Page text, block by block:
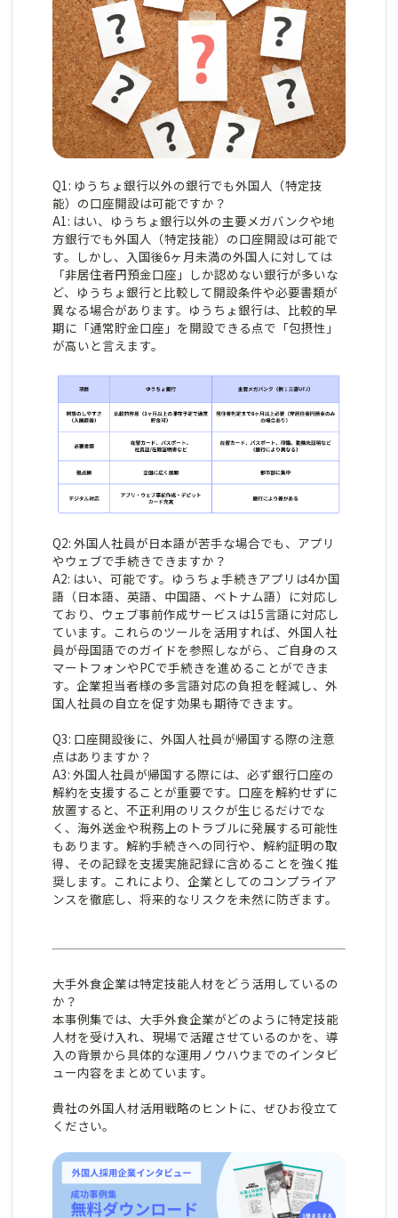
Q1: ゆうちょ銀行以外の銀行でも外国人（特定技
能）の口座開設は可能ですか？
A1: はい、ゆうちょ銀行以外の主要メガバンクや地
方銀行でも外国人（特定技能）の口座開設は可能で
す。しかし、入国後6ヶ月未満の外国人に対しては
「非居住者円預金口座」しか認めない銀行が多いな
ど、ゆうちょ銀行と比較して開設条件や必要書類が
異なる場合があります。ゆうちょ銀行は、比較的早
期に「通常貯金口座」を開設できる点で「包摂性」
が高いと言えます。
Q2: 外国人社員が日本語が苦手な場合でも、アプリ
やウェブで手続きできますか？
A2: はい、可能です。ゆうちょ手続きアプリは4か国
語（日本語、英語、中国語、ベトナム語）に対応し
ており、ウェブ事前作成サービスは15言語に対応し
ています。これらのツールを活用すれば、外国人社
員が母国語でのガイドを参照しながら、ご自身のス
マートフォンやPCで手続きを進めることができま
す。企業担当者様の多言語対応の負担を軽減し、外
国人社員の自立を促す効果も期待できます。
Q3: 口座開設後に、外国人社員が帰国する際の注意
点はありますか？
A3: 外国人社員が帰国する際には、必ず銀行口座の
解約を支援することが重要です。口座を解約せずに
放置すると、不正利用のリスクが生じるだけでな
く、海外送金や税務上のトラブルに発展する可能性
もあります。解約手続きへの同行や、解約証明の取
得、その記録を支援実施記録に含めることを強く推
奨します。これにより、企業としてのコンプライア
ンスを徹底し、将来的なリスクを未然に防ぎます。
大手外食企業は特定技能人材をどう活用しているの
か？
本事例集では、大手外食企業がどのように特定技能
人材を受け入れ、現場で活躍させているのかを、導
入の背景から具体的な運用ノウハウまでのインタビ
ュー内容をまとめています。
貴社の外国人材活用戦略のヒントに、ぜひお役立て
ください。